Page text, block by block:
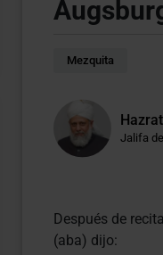
Mezquita
Jalifa
Después de
(aba) dijo: